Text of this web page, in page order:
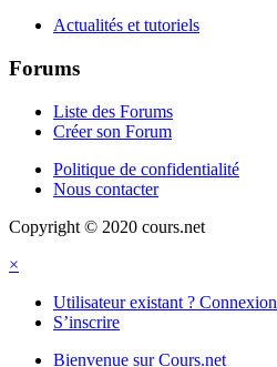
Actualités et tutoriels
Forums
Liste des Forums
Créer son Forum
Politique de confidentialité
Nous contacter
Copyright © 2020 cours.net
×
Utilisateur existant ? Connexion
S’inscrire
Bienvenue sur Cours.net